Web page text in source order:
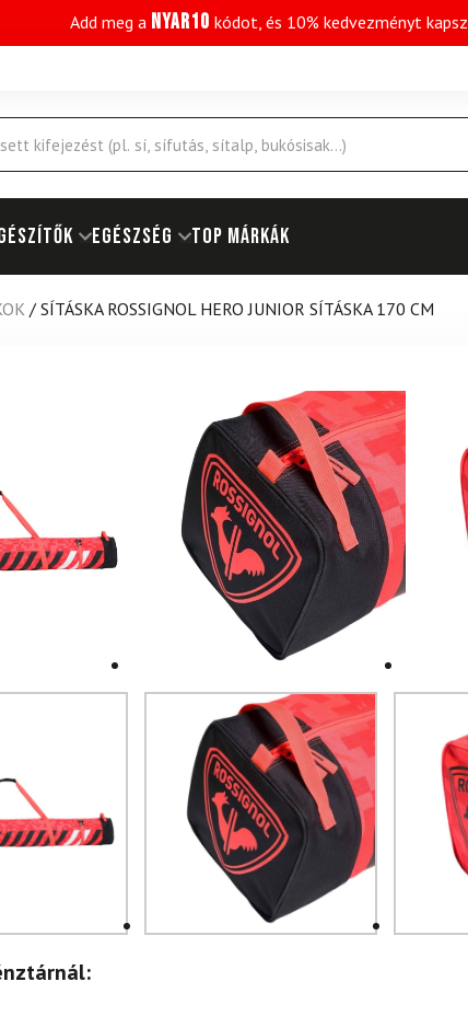
Add meg a NYAR10 kódot, és 10% kedvezményt kapsz
EGÉSZSÉG Top márkák
/ SÍTÁSKA ROSSIGNOL HERO JUNIOR SÍTÁSKA 170 CM